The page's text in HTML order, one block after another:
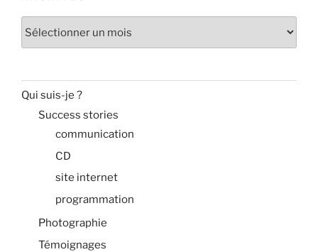
Qui suis-je ?
Success stories
communication
CD
site internet
programmation
Photographie
Témoignages